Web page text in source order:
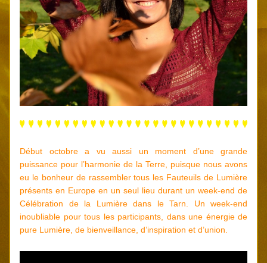
Début octobre a vu aussi un moment d’une grande
puissance pour l’harmonie de la Terre, puisque nous avons
eu le bonheur de rassembler tous les Fauteuils de Lumière
présents en Europe en un seul lieu durant un week-end de
Célébration de la Lumière dans le Tarn. Un week-end
inoubliable pour tous les participants, dans une énergie de
pure Lumière, de bienveillance, d’inspiration et d’union.